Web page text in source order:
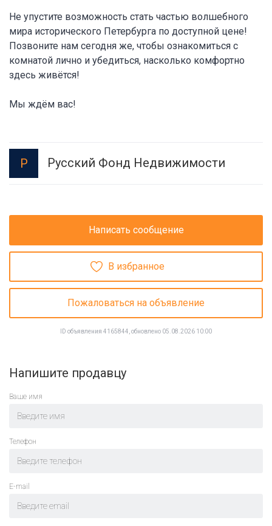
Не упустите возможность стать частью волшебного
мира исторического Петербурга по доступной цене!
Позвоните нам сегодня же, чтобы ознакомиться с
комнатой лично и убедиться, насколько комфортно
здесь живётся!
Мы ждём вас!
Р Русский Фонд Недвижимости
Написать сообщение
В избранное
Пожаловаться на объявление
ID объявления 4165844, обновлено 05.08.2026 10:00
Напишите продавцу
Ваше имя
Телефон
E-mail